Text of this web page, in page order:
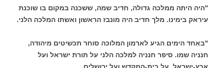
"היה היתה ממלכה גדולה, חדיב שמה, ששכנה במקום בו שוכנת
עיראק בימינו. מלך חדיב היה מונבז הראשון ואשתו המלכה הלני.
"באחד הימים הגיע לארמון המלוכה סוחר תכשיטים מיהודה,
חנניה שמו. סיפר חנניה למלכה הלני על תורת ישראל ועל